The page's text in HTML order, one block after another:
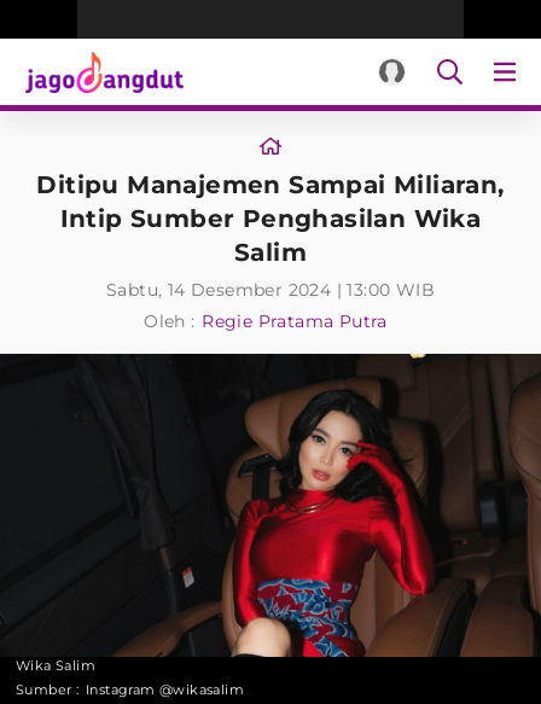
Ditipu Manajemen Sampai Miliaran,
Intip Sumber Penghasilan Wika
Salim
Sabtu, 14 Desember 2024 | 13:00 WIB
Oleh : Regie Pratama Putra
Wika Salim
Sumber : Instagram @wikasalim